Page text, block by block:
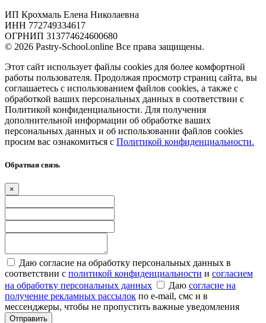
ИП Крохмаль Елена Николаевна
ИНН 772749334617
ОГРНИП 313774624600680
© 2026 Pastry-School.online Все права защищены.
Этот сайт использует файлы cookies для более комфортной
работы пользователя. Продолжая просмотр страниц сайта, вы
соглашаетесь с использованием файлов cookies, а также с
обработкой ваших персональных данных в соответствии с
Политикой конфиденциальности. Для получения
дополнительной информации об обработке ваших
персональных данных и об использовании файлов cookies
просим вас ознакомиться с Политикой конфиденциальности.
Обратная связь
×
Даю согласие на обработку персональных данных в
соответствии с политикой конфиденциальности и согласием
на обработку персональных данных
Даю согласие на
получение рекламных рассылок по e-mail, смс и в
мессенджеры, чтобы не пропустить важные уведомления
Отправить